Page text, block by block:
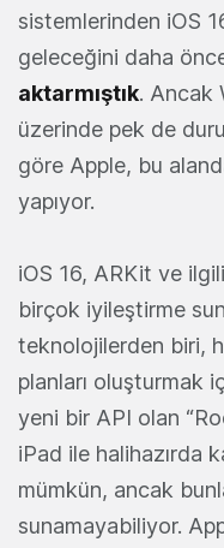
sistemlerinden iOS
geleceğini daha
aktarmıştık. Ancak
üzerinde pek de
göre Apple, bu
yapıyor.
iOS 16, ARKit ve
birçok iyileştirme
teknolojilerden biri,
planları oluşturmak
yeni bir API olan
iPad ile halihazırda
mümkün, ancak
sunamayabiliyor.